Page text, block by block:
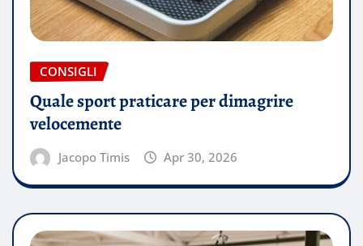
CONSIGLI
Quale sport praticare per dimagrire
velocemente
Jacopo Timis Apr 30, 2026